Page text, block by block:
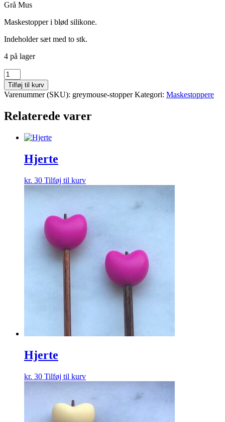
Grå Mus
Maskestopper i blød silikone.
Indeholder sæt med to stk.
4 på lager
Grey
Mouse
antal
Tilføj til kurv
Varenummer (SKU): greymouse-stopper Kategori: Maskestoppere
Relaterede varer
Hjerte
kr. 30 Tilføj til kurv
Hjerte
kr. 30 Tilføj til kurv